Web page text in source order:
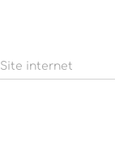
Site internet